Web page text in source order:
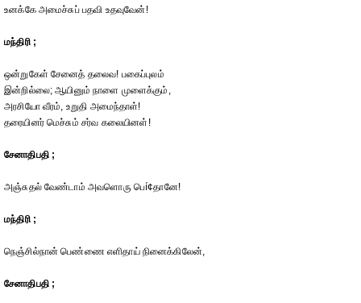
உனக்கே அமைச்சுப் பதவி உதவுவேன்!
மந்திரி ;
ஒன்றுகேள் சேனைத் தலைவ! பகைப்புலம்
இன்றில்லை; ஆயினும் நாளை முளைக்கும்,
அரசியோ வீரம், உறுதி அமைந்தாள்!
தரையினர் மெச்சும் சர்வ கலையினள்!
சேனாதிபதி ;
அஞ்சுதல் வேண்டாம் அவளொரு பெí¢தானே!
மந்திரி ;
நெஞ்சில்நான் பெண்ணை எளிதாய் நினைக்கிலேன்,
சேனாதிபதி ;